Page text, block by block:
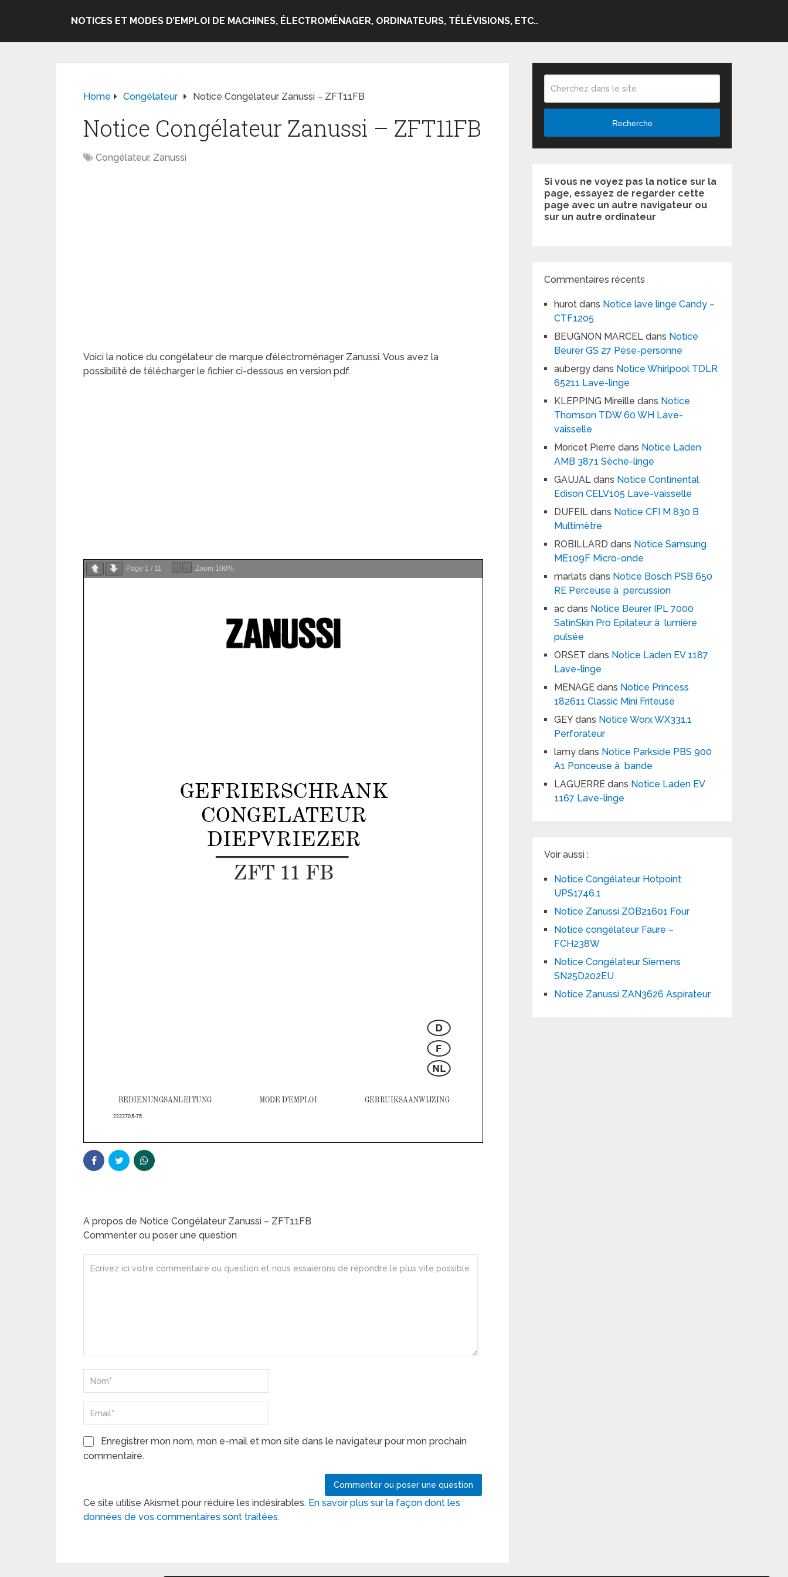
NOTICES ET MODES D’EMPLOI DE MACHINES, ÉLECTROMÉNAGER, ORDINATEURS, TÉLÉVISIONS, ETC..
Home Congélateur Notice Congélateur Zanussi – ZFT11FB
Notice Congélateur Zanussi – ZFT11FB
Congélateur, Zanussi
Voici la notice du congélateur de marque d’électroménager Zanussi. Vous avez la
possibilité de télécharger le fichier ci-dessous en version pdf.
Page 1 / 11 Zoom 100%
A propos de Notice Congélateur Zanussi – ZFT11FB
Commenter ou poser une question
Enregistrer mon nom, mon e-mail et mon site dans le navigateur pour mon prochain
commentaire.
Ce site utilise Akismet pour réduire les indésirables. En savoir plus sur la façon dont les
données de vos commentaires sont traitées.
Recherche
Si vous ne voyez pas la notice sur la
page, essayez de regarder cette
page avec un autre navigateur ou
sur un autre ordinateur
Commentaires récents
hurot dans Notice lave linge Candy –
CTF1205
BEUGNON MARCEL dans Notice
Beurer GS 27 Pèse-personne
aubergy dans Notice Whirlpool TDLR
65211 Lave-linge
KLEPPING Mireille dans Notice
Thomson TDW 60 WH Lave-
vaisselle
Moricet Pierre dans Notice Laden
AMB 3871 Sèche-linge
GAUJAL dans Notice Continental
Edison CELV105 Lave-vaisselle
DUFEIL dans Notice CFI M 830 B
Multimètre
ROBILLARD dans Notice Samsung
ME109F Micro-onde
marlats dans Notice Bosch PSB 650
RE Perceuse à percussion
ac dans Notice Beurer IPL 7000
SatinSkin Pro Epilateur à lumière
pulsée
ORSET dans Notice Laden EV 1187
Lave-linge
MENAGE dans Notice Princess
182611 Classic Mini Friteuse
GEYdans Notice Worx WX331.1
Perforateur
lamy dans Notice Parkside PBS 900
A1 Ponceuse à bande
LAGUERRE dans Notice Laden EV
1167 Lave-linge
Voir aussi :
Notice Congélateur Hotpoint
UPS1746.1
Notice Zanussi ZOB21601 Four
Notice congélateur Faure –
FCH238W
Notice Congélateur Siemens
SN25D202EU
Notice Zanussi ZAN3626 Aspirateur